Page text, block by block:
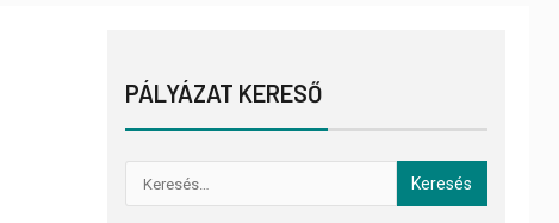
PÁLYÁZAT KERESŐ